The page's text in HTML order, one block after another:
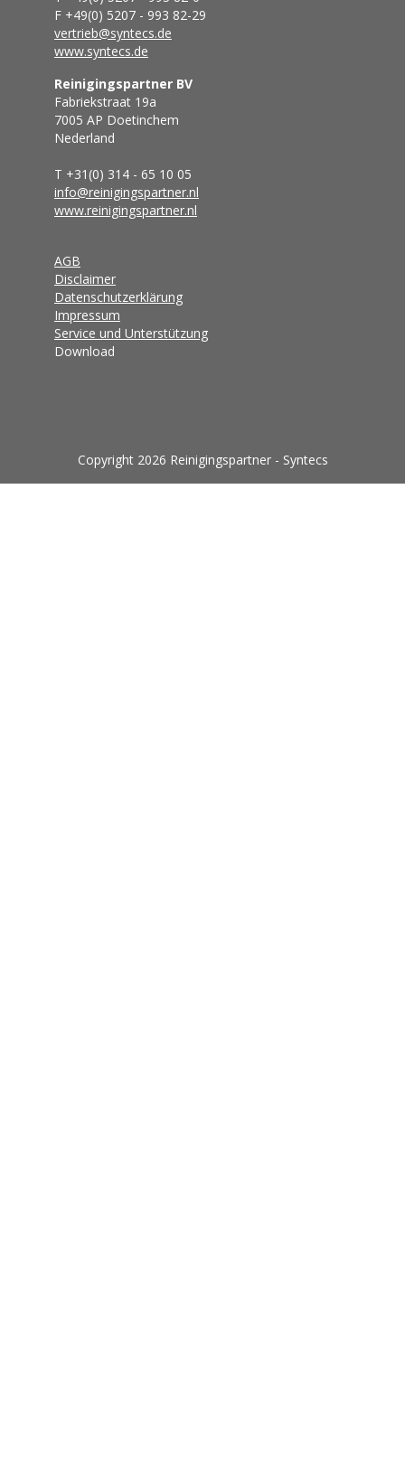
F +49(0) 5207 - 993 82-29
vertrieb@syntecs.de
www.syntecs.de
Reinigingspartner BV
Fabriekstraat 19a
7005 AP Doetinchem
Nederland
T +31(0) 314 - 65 10 05
info@reinigingspartner.nl
www.reinigingspartner.nl
AGB
Disclaimer
Datenschutzerklärung
Impressum
Service und Unterstützung
Download
Copyright 2026 Reinigingspartner - Syntecs